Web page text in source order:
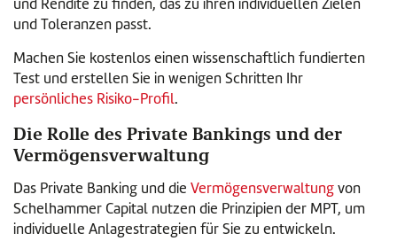
und Rendite zu finden, das zu ihren individuellen Zielen
und Toleranzen passt.
Machen Sie kostenlos einen wissenschaftlich fundierten
Test und erstellen Sie in wenigen Schritten Ihr
persönliches Risiko-Profil.
Die Rolle des Private Bankings und der
Vermögensverwaltung
Das Private Banking und die Vermögensverwaltungvon
Schelhammer Capital nutzen die Prinzipien der MPT, um
individuelle Anlagestrategien für Sie zu entwickeln.